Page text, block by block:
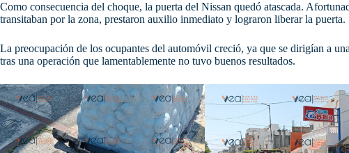
Como consecuencia del choque, la puerta del Nissan quedó atascada.
transitaban por la zona, prestaron auxilio inmediato y lograron liberar la puerta.
La preocupación de los ocupantes del automóvil creció, ya que se dirigían a
tras una operación que lamentablemente no tuvo buenos resultados.